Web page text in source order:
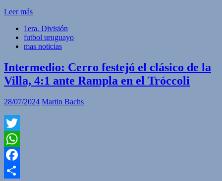
Leer más
1era. División
futbol uruguayo
mas noticias
Intermedio: Cerro festejó el clásico de la
Villa, 4:1 ante Rampla en el Tróccoli
28/07/2024 Martin Bachs
Twitter
WhatsApp
Facebook